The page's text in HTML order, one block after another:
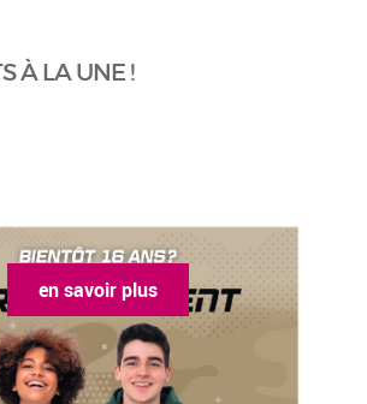
À LA UNE !
en savoir plus